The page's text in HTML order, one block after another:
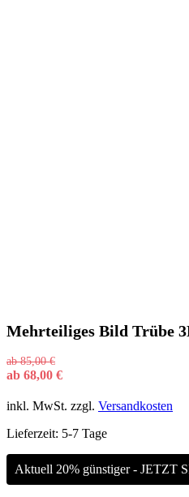
Mehrteiliges Bild Trübe
ab85,00€
ab 68,00 €
inkl. MwSt. zzgl. Versandkosten
Lieferzeit: 5-7 Tage
Aktuell 20% günstiger - JETZT